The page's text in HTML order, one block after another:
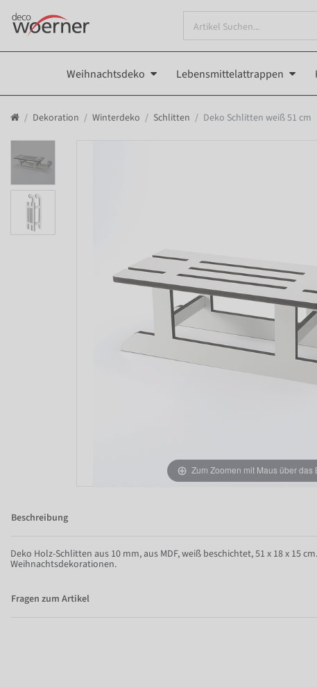
Weihnachtsdeko Lebensmittelattrappen
Dekoration Winterdeko Schlitten Deko Schlitten weiß 51 cm
Zum Zoomen mit Maus über das
Beschreibung
Deko Holz-Schlitten aus 10 mm, aus MDF, weiß beschichtet, 51 x 18 x 15
Weihnachtsdekorationen.
Fragen zum Artikel